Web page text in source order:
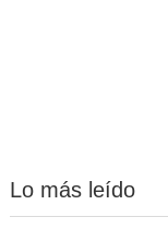
Lo más leído